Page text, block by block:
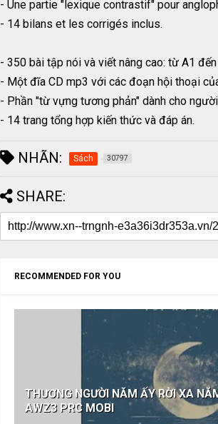
- Une partie "lexique contrastif" pour
- 14 bilans et les corrigés inclus.
- 350 bài tập nói và viết nâng cao: từ A1
- Một đĩa CD mp3 với các đoạn hội thoại
- Phần "từ vựng tương phản" dành cho
- 14 trang tổng hợp kiến thức và đáp án.
NHÃN: Sách 30797
SHARE:
RECOMMENDED FOR YOU
THƯƠNG NGƯỜI NĂM ẤY RỜI XA
AWZ3 PRC MOBI